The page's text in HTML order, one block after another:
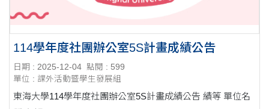
114學年度社團辦公室5S計畫成績公告
日期 : 2025-12-04 點閱 : 599
單位 : 課外活動暨學生發展組
東海大學114學年度社團辦公室5S計畫成績公告 績等 單位名